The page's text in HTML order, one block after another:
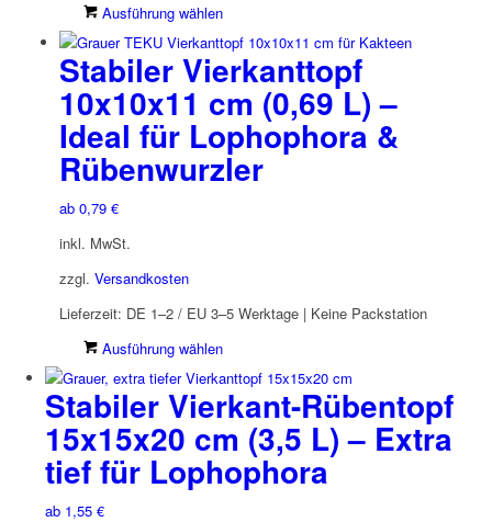
Ausführung wählen
Produkt
weist
mehrere
Varianten
auf.
Die
Optionen
werden
Stabiler Vierkanttopf
10x10x11 cm (0,69 L) –
Ideal für Lophophora &
Rübenwurzler
ab 0,79 €
inkl. MwSt.
zzgl. Versandkosten
Lieferzeit: DE 1–2 / EU 3–5 Werktage | Keine Packstation
Ausführung wählen
Produkt
weist
mehrere
Varianten
auf.
Die
Stabiler Vierkant-Rübentopf
15x15x20 cm (3,5 L) – Extra
tief für Lophophora
ab 1,55 €